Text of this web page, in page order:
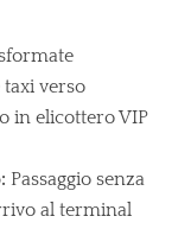
verso
in elicottero VIP
Passaggio senza
al terminal